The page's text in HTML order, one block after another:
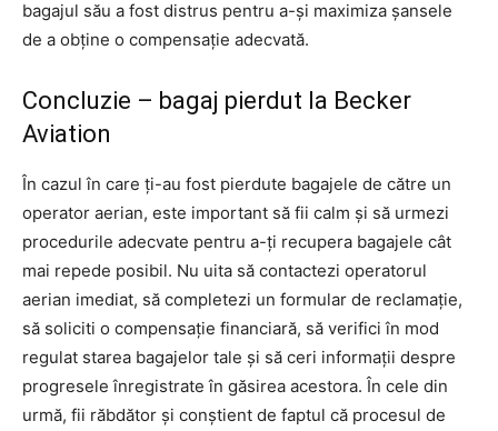
bagajul său a fost distrus pentru a-și maximiza șansele
de a obține o compensație adecvată.
Concluzie – bagaj pierdut la Becker
Aviation
În cazul în care ți-au fost pierdute bagajele de către un
operator aerian, este important să fii calm și să urmezi
procedurile adecvate pentru a-ți recupera bagajele cât
mai repede posibil. Nu uita să contactezi operatorul
aerian imediat, să completezi un formular de reclamație,
să soliciti o compensație financiară, să verifici în mod
regulat starea bagajelor tale și să ceri informații despre
progresele înregistrate în găsirea acestora. În cele din
urmă, fii răbdător și conștient de faptul că procesul de